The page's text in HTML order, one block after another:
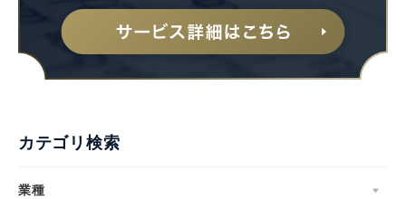
カテゴリ検索
業種